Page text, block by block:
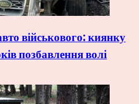
військового: киянку
позбавлення волі